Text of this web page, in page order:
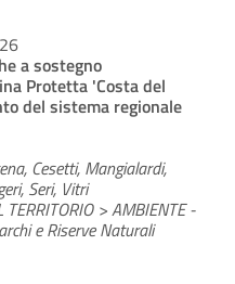
a sostegno
Protetta 'Costa del
del sistema regionale
Cesetti, Mangialardi,
Seri, Vitri
TERRITORIO > AMBIENTE -
e Riserve Naturali